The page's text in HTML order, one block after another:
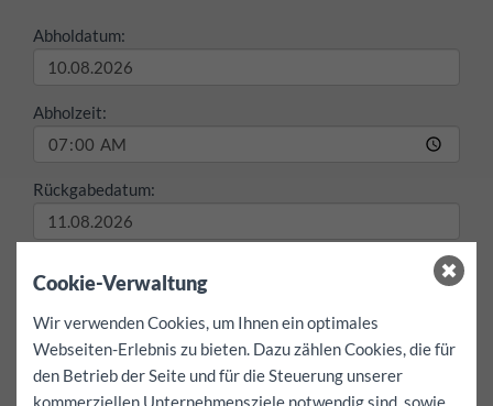
Abholdatum:
Abholzeit:
Rückgabedatum:
max./Tag
100 km
200 km freie
Cookie-Verwaltung
Wir verwenden Cookies, um Ihnen ein optimales
Webseiten-Erlebnis zu bieten. Dazu zählen Cookies, die für
den Betrieb der Seite und für die Steuerung unserer
kommerziellen Unternehmensziele notwendig sind, sowie